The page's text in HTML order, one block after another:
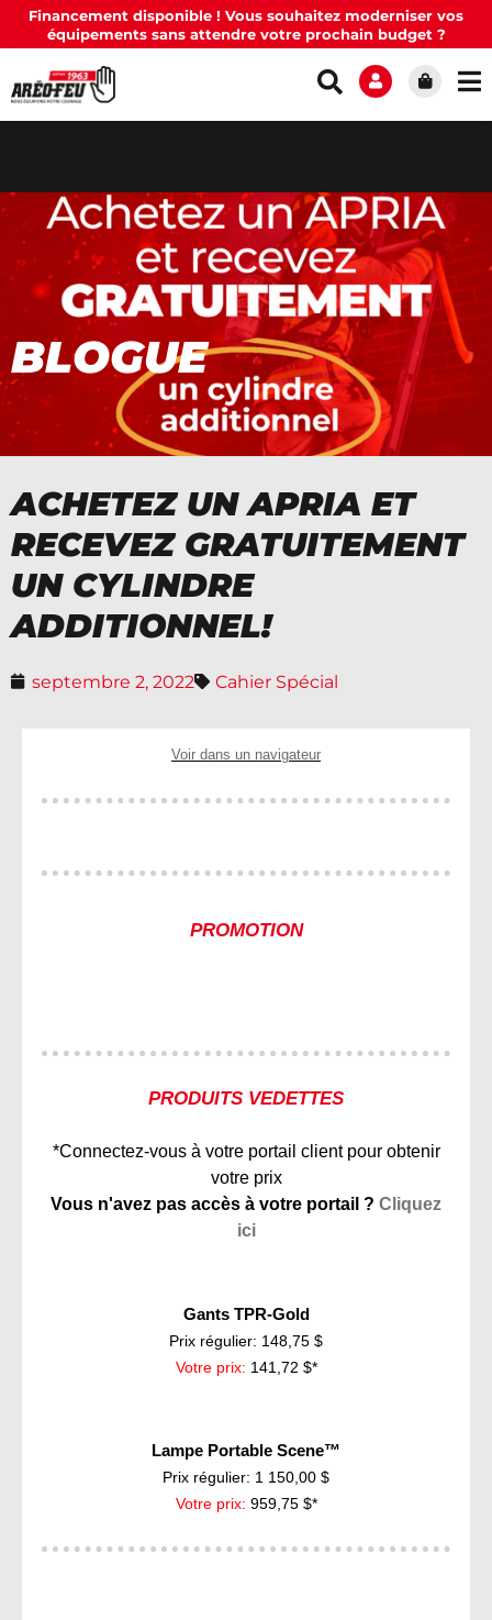
Financement disponible ! Vous souhaitez moderniser vos
équipements sans attendre votre prochain budget ?
BLOGUE
ACHETEZ UN APRIA ET
RECEVEZ GRATUITEMENT
UN CYLINDRE
ADDITIONNEL!
septembre 2, 2022 Cahier Spécial
Voir dans un navigateur
PROMOTION
PRODUITS VEDETTES
*Connectez-vous à votre portail client pour obtenir
votre prix
Vous n'avez pas accès à votre portail ? Cliquez
ici
Gants TPR-Gold
Prix régulier: 148,75 $
Votre prix: 141,72 $*
Lampe Portable Scene™
Prix régulier: 1 150,00 $
Votre prix: 959,75 $*